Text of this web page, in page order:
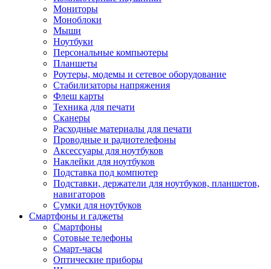
Мониторы
Моноблоки
Мыши
Ноутбуки
Персональные компьютеры
Планшеты
Роутеры, модемы и сетевое оборудование
Стабилизаторы напряжения
Флеш карты
Техника для печати
Сканеры
Расходные материалы для печати
Проводные и радиотелефоны
Аксессуары для ноутбуков
Наклейки для ноутбуков
Подставка под компютер
Подставки, держатели для ноутбуков, планшетов,
навигаторов
Сумки для ноутбуков
Смартфоны и гаджеты
Смартфоны
Сотовые телефоны
Смарт-часы
Оптические приборы